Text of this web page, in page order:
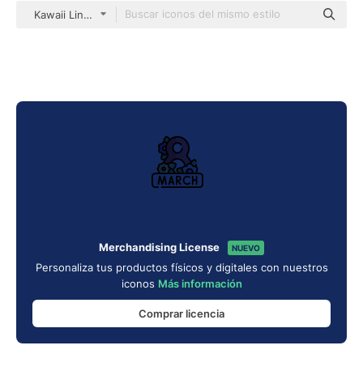
Kawaii Lineal color
Merchandising License NUEVO
Personaliza tus productos físicos y digitales con nuestros
iconos Más información
Comprar licencia